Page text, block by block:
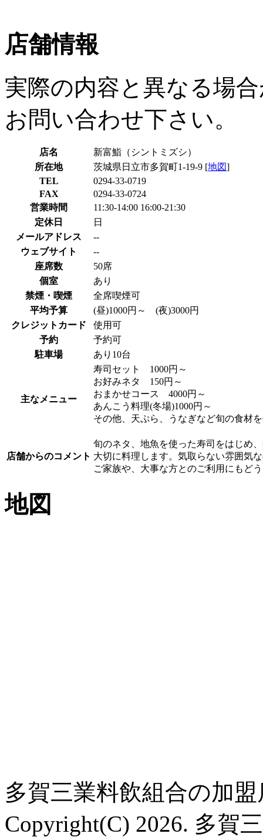
店舗情報
実際の内容と異なる場
お問い合わせ下さい。
店名
新富鮨（シントミズシ）
所在地
茨城県日立市多賀町1-19-9 [地図]
TEL
0294-33-0719
FAX
0294-33-0724
営業時間
11:30-14:00 16:00-21:30
定休日
日
メールアドレス
--
ウェブサイト
--
座席数
50席
個室
あり
禁煙・喫煙
全席喫煙可
平均予算
(昼)1000円～ (夜)3000円
クレジットカード
使用可
予約
予約可
駐車場
あり10台
主なメニュー
寿司セット 1000円～
お好みネタ 150円～
おまかせコース 4000円～
あんこう料理(冬場)1000円～
その他、天ぷら、うなぎなど旬の食材
店舗からのコメント
旬のネタ、地魚を使った寿司をはじめ
大切に料理します。気取らない雰囲気
ご家族や、大事な方とのご利用にもど
地図
多賀三業料飲組合の加
Copyright(C) 2026. 多賀